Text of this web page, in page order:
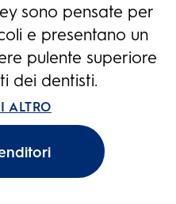
sono pensate per
e presentano un
pulente superiore
dei dentisti.
ALTRO